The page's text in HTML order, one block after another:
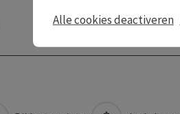
Alle cookies deactiveren